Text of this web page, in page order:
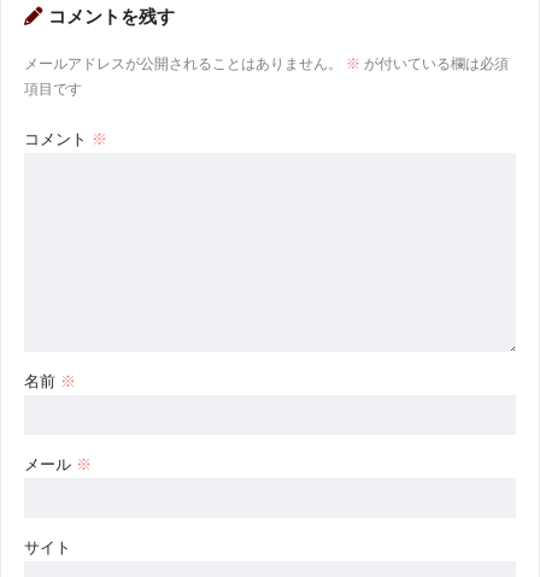
コメントを残す
メールアドレスが公開されることはありません。 ※ が付いている欄は必須
項目です
コメント ※
名前 ※
メール ※
サイト